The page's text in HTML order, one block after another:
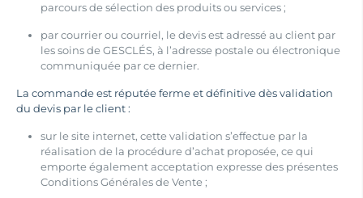
parcours de sélection des produits ou services ;
par courrier ou courriel, le devis est adressé au client par
les soins de GESCLÉS, à l’adresse postale ou électronique
communiquée par ce dernier.
La commande est réputée ferme et définitive dès validation
du devis par le client :
sur le site internet, cette validation s’effectue par la
réalisation de la procédure d’achat proposée, ce qui
emporte également acceptation expresse des présentes
Conditions Générales de Vente ;